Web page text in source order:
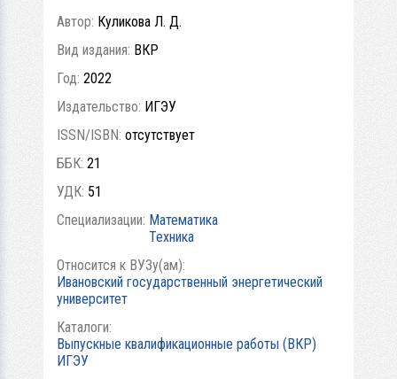
Автор: Куликова Л. Д.
Вид издания: ВКР
Год: 2022
Издательство: ИГЭУ
ISSN/ISBN: отсутствует
ББК: 21
УДК: 51
Специализации: Математика
Техника
Относится к ВУЗу(ам):
Ивановский государственный энергетический
университет
Каталоги:
Выпускные квалификационные работы (ВКР)
ИГЭУ